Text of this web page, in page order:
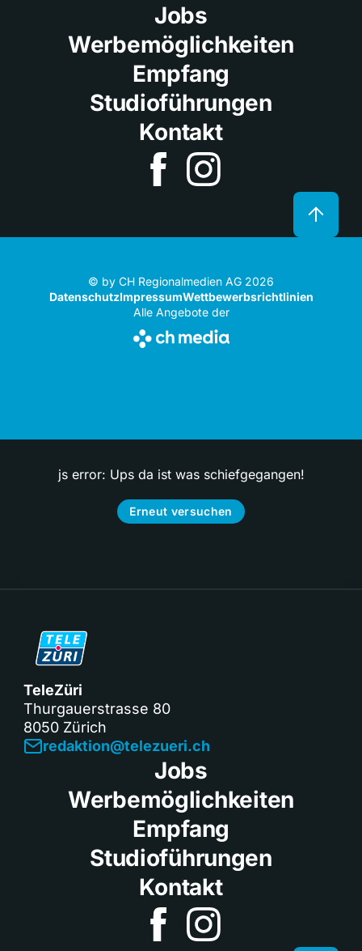
Jobs
Werbemöglichkeiten
Empfang
Studioführungen
Kontakt
© by CH Regionalmedien AG 2026
DatenschutzImpressumWettbewerbsrichtlinien
Alle Angebote der
js error: Ups da ist was schiefgegangen!
Erneut versuchen
TeleZüri
Thurgauerstrasse 80
8050 Zürich
redaktion@telezueri.ch
Jobs
Werbemöglichkeiten
Empfang
Studioführungen
Kontakt